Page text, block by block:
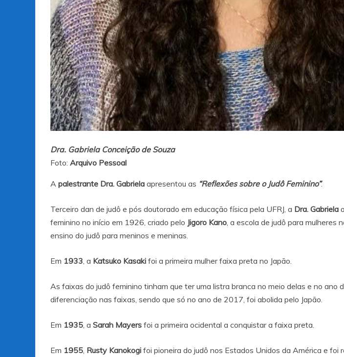
Dra. Gabriela Conceição de Souza
Foto: Arquivo Pessoal
A palestrante Dra. Gabriela apresentou as “Reflexões sobre o Judô Feminino”.
Terceiro dan de judô e pós doutorado em educação física pela UFRJ, a Dra. Gabriela
feminino no início em 1926, criado pelo Jigoro Kano, a escola de judô para mulheres
ensino do judô para meninos e meninas.
Em 1933, a Katsuko Kasaki foi a primeira mulher faixa preta no Japão.
As faixas do judô feminino tinham que ter uma listra branca no meio delas e no ano
diferenciação nas faixas, sendo que só no ano de 2017, foi abolida pelo Japão.
Em 1935, a Sarah Mayers foi a primeira ocidental a conquistar a faixa preta.
Em 1955, Rusty Kanokogi foi pioneira do judô nos Estados Unidos da América e